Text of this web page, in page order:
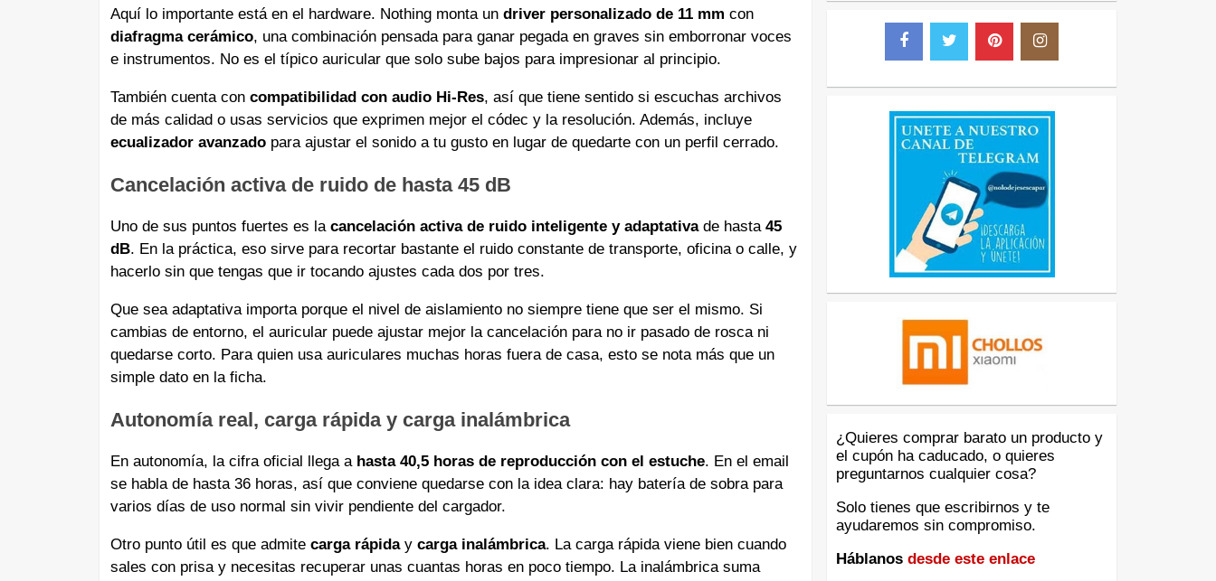
Aquí lo importante está en el hardware. Nothing monta un driver personalizado de 11 mm con
diafragma cerámico, una combinación pensada para ganar pegada en graves sin emborronar voces
e instrumentos. No es el típico auricular que solo sube bajos para impresionar al principio.
También cuenta con compatibilidad con audio Hi-Res, así que tiene sentido si escuchas archivos
de más calidad o usas servicios que exprimen mejor el códec y la resolución. Además, incluye
ecualizador avanzado para ajustar el sonido a tu gusto en lugar de quedarte con un perfil cerrado.
Cancelación activa de ruido de hasta 45 dB
Uno de sus puntos fuertes es la cancelación activa de ruido inteligente y adaptativade hasta 45
dB. En la práctica, eso sirve para recortar bastante el ruido constante de transporte, oficina o calle, y
hacerlo sin que tengas que ir tocando ajustes cada dos por tres.
Que sea adaptativa importa porque el nivel de aislamiento no siempre tiene que ser el mismo. Si
cambias de entorno, el auricular puede ajustar mejor la cancelación para no ir pasado de rosca ni
quedarse corto. Para quien usa auriculares muchas horas fuera de casa, esto se nota más que un
simple dato en la ficha.
Autonomía real, carga rápida y carga inalámbrica
En autonomía, la cifra oficial llega a hasta 40,5 horas de reproducción con el estuche. En el email
se habla de hasta 36 horas, así que conviene quedarse con la idea clara: hay batería de sobra para
varios días de uso normal sin vivir pendiente del cargador.
Otro punto útil es que admite carga rápiday carga inalámbrica. La carga rápida viene bien cuando
sales con prisa y necesitas recuperar unas cuantas horas en poco tiempo. La inalámbrica suma
¿Quieres comprar barato un producto y
el cupón ha caducado, o quieres
preguntarnos cualquier cosa?
Solo tienes que escribirnos y te
ayudaremos sin compromiso.
Háblanos desde este enlace